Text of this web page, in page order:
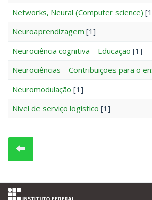
Networks, Neural (Computer science)
Neuroaprendizagem [1]
Neurociência cognitiva – Educação [1]
Neurociências – Contribuições para o
Neuromodulação [1]
Nível de serviço logístico [1]